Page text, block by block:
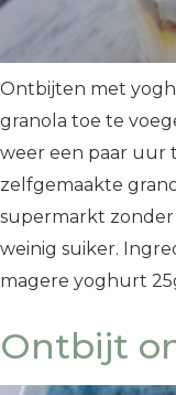
Ontbijten met
granola toe te
weer een paar uur
zelfgemaakte
supermarkt
weinig suiker.
magere yoghurt
Ontbijt